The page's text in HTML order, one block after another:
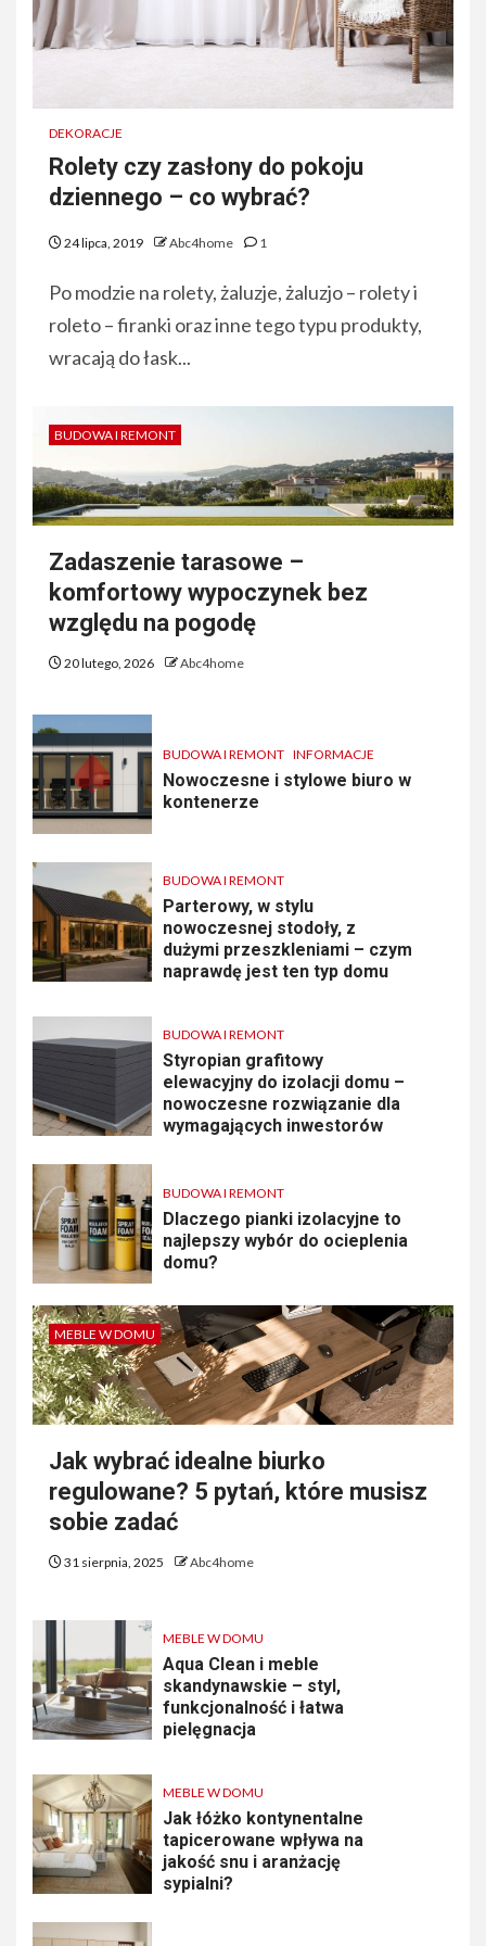
DEKORACJE
Rolety czy zasłony do pokoju
dziennego – co wybrać?
24 lipca, 2019 Abc4home 1
Po modzie na rolety, żaluzje, żaluzjo – rolety i
roleto – firanki oraz inne tego typu produkty,
wracają do łask...
BUDOWA I REMONT
Zadaszenie tarasowe –
komfortowy wypoczynek bez
względu na pogodę
20 lutego, 2026 Abc4home
BUDOWA I REMONT INFORMACJE
Nowoczesne i stylowe biuro w
kontenerze
BUDOWA I REMONT
Parterowy, w stylu
nowoczesnej stodoły, z
dużymi przeszkleniami – czym
naprawdę jest ten typ domu
BUDOWA I REMONT
Styropian grafitowy
elewacyjny do izolacji domu –
nowoczesne rozwiązanie dla
wymagających inwestorów
BUDOWA I REMONT
Dlaczego pianki izolacyjne to
najlepszy wybór do ocieplenia
domu?
MEBLE W DOMU
Jak wybrać idealne biurko
regulowane? 5 pytań, które musisz
sobie zadać
31 sierpnia, 2025 Abc4home
MEBLE W DOMU
Aqua Clean i meble
skandynawskie – styl,
funkcjonalność i łatwa
pielęgnacja
MEBLE W DOMU
Jak łóżko kontynentalne
tapicerowane wpływa na
jakość snu i aranżację
sypialni?